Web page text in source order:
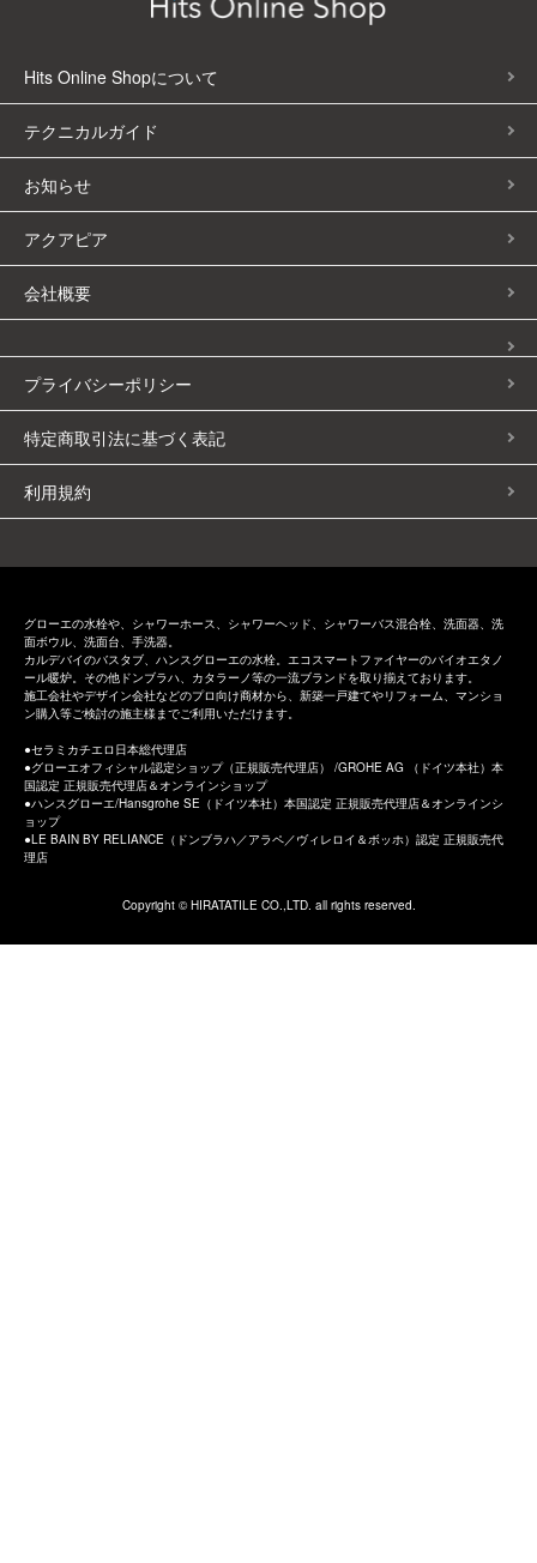
Hits Online Shopについて
テクニカルガイド
お知らせ
アクアピア
会社概要
プライバシーポリシー
特定商取引法に基づく表記
利用規約
グローエの水栓や、シャワーホース、シャワーヘッド、シャワーバス混合栓、洗面器、洗
面ボウル、洗面台、手洗器。
カルデバイのバスタブ、ハンスグローエの水栓。エコスマートファイヤーのバイオエタノ
ール暖炉。その他ドンブラハ、カタラーノ等の一流ブランドを取り揃えております。
施工会社やデザイン会社などのプロ向け商材から、新築一戸建てやリフォーム、マンショ
ン購入等ご検討の施主様までご利用いただけます。
セラミカチエロ日本総代理店
グローエオフィシャル認定ショップ（正規販売代理店） /GROHE AG （ドイツ本社）本
国認定 正規販売代理店＆オンラインショップ
ハンスグローエ/Hansgrohe SE（ドイツ本社）本国認定 正規販売代理店＆オンラインシ
ョップ
LE BAIN BY RELIANCE（ドンブラハ／アラペ／ヴィレロイ＆ボッホ）認定 正規販売代
理店
Copyright © HIRATATILE CO.,LTD. all rights reserved.